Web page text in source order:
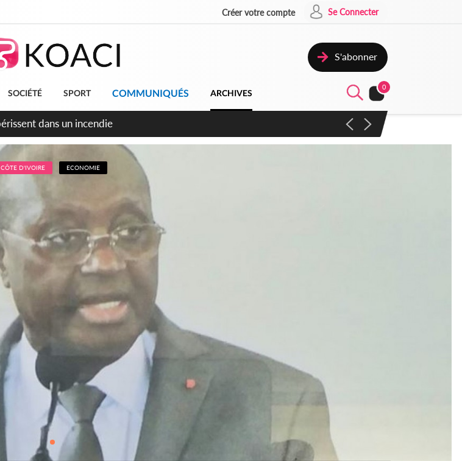
Créer votre compte Se Connecter
S'abonner
SOCIÉTÉ SPORT COMMUNIQUÉS ARCHIVES
0
CÔTE D'IVOIRE ECONOMIE